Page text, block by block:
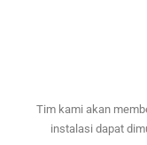
Tim kami akan
instalasi dapat